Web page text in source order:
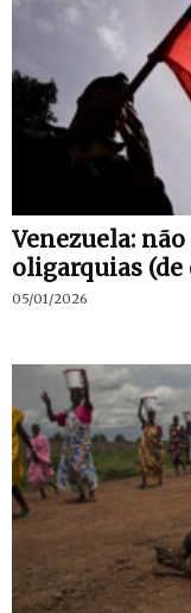
Venezuela:
oligarquias (de
05/01/2026